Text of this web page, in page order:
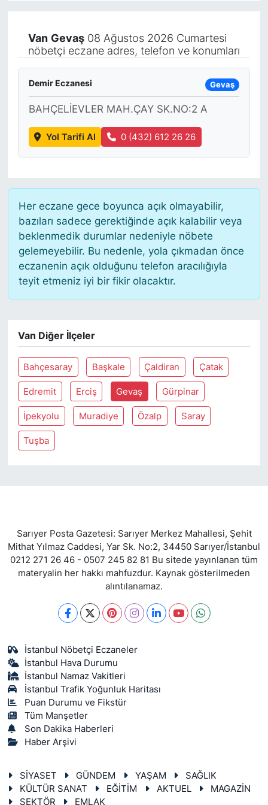
Van Gevaş08 Ağustos 2026 Cumartesi
nöbetçi eczane adres, telefon ve konumları
Demir Eczanesi Gevaş
BAHÇELİEVLER MAH.ÇAY SK.NO:2 A
Yol Tarifi Al 0 (432) 612 26 26
Her eczane gece boyunca açık olmayabilir,
bazıları sadece gerektiğinde açık kalabilir veya
beklenmedik durumlar nedeniyle nöbete
gelemeyebilir. Bu nedenle, yola çıkmadan önce
eczanenin açık olduğunu telefon aracılığıyla
teyit etmeniz iyi bir fikir olacaktır.
Van Diğer İlçeler
Bahçesaray Başkale Çaldiran Çatak
Edremit Erciş Gevaş Gürpinar
İpekyolu Muradiye Özalp Saray
Tuşba
Sarıyer Posta Gazetesi: Sarıyer Merkez Mahallesi, Şehit
Mithat Yılmaz Caddesi, Yar Sk. No:2, 34450 Sarıyer/İstanbul
0212 271 26 46 - 0507 245 82 81 Bu sitede yayınlanan tüm
materyalin her hakkı mahfuzdur. Kaynak gösterilmeden
alıntılanamaz.
İstanbul Nöbetçi Eczaneler
İstanbul Hava Durumu
İstanbul Namaz Vakitleri
İstanbul Trafik Yoğunluk Haritası
Puan Durumu ve Fikstür
Tüm Manşetler
Son Dakika Haberleri
Haber Arşivi
SİYASET GÜNDEM YAŞAM
SAĞLIK
KÜLTÜR SANAT
EĞİTİM AKTUEL
MAGAZİN
SEKTÖR
EMLAK
KÖŞE YAZILARI (Arşiv)
KÜLTÜR SANAT
MAGAZİN
RÖPORTAJ
SARIYER HABERLERİ
SARIYER İMAR BARIŞI
SEKTÖR
SİYASET
SON DAKİKA HABERİ
SPOR
TEKNOLOJİ
TÜRKİYE VE DÜNYA GÜNDEMİ
VİDEO GALERİ